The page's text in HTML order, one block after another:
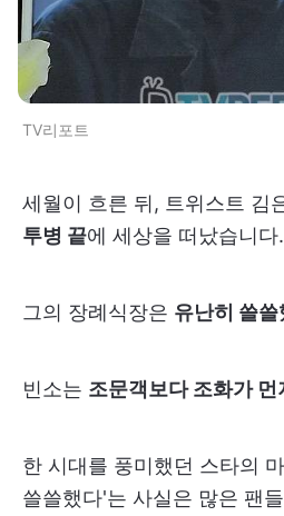
TV리포트
세월이 흐른 뒤, 트위스트 김
투병 끝에 세상을 떠났습니다.
그의 장례식장은 유난히 쓸쓸
빈소는 조문객보다 조화가 먼
한 시대를 풍미했던 스타의
쓸쓸했다'는 사실은 많은 팬